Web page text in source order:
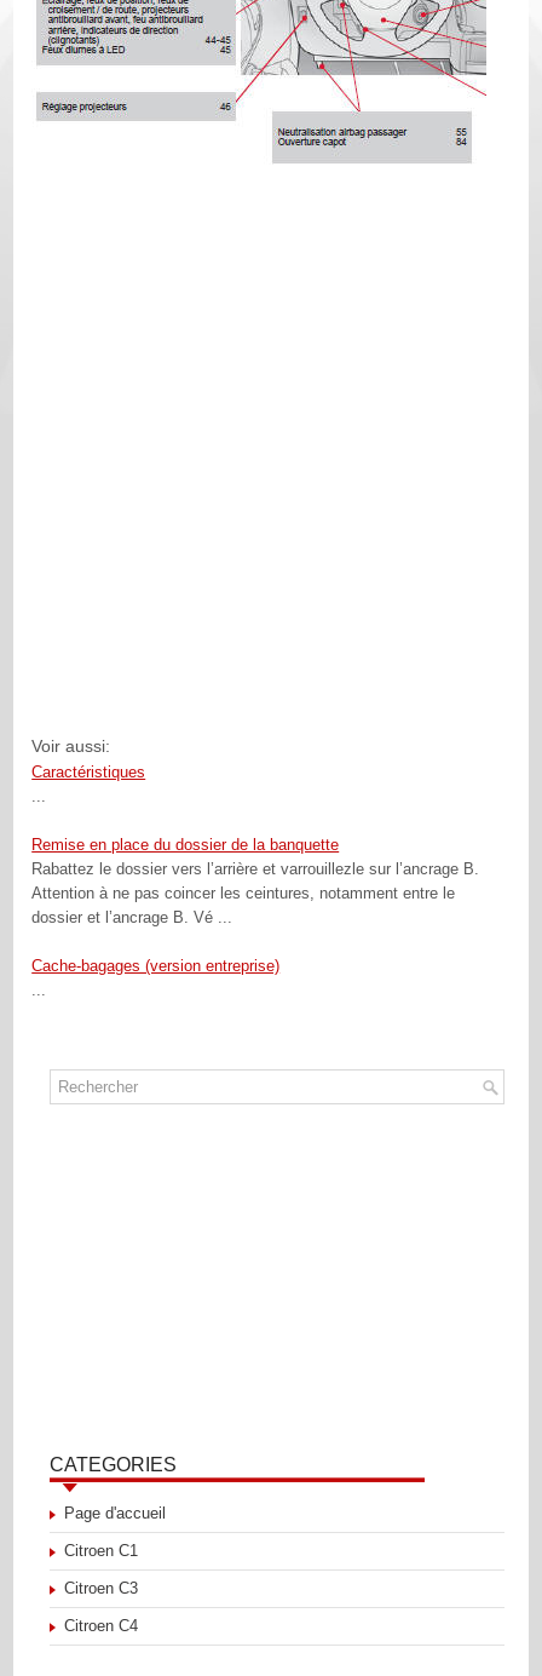
Voir aussi:
Caractéristiques
...
Remise en place du dossier de la banquette
Rabattez le dossier vers l’arrière et varrouillezle sur l’ancrage B.
Attention à ne pas coincer les ceintures, notamment entre le
dossier et l’ancrage B. Vé ...
Cache-bagages (version entreprise)
...
CATEGORIES
Page d'accueil
Citroen C1
Citroen C3
Citroen C4